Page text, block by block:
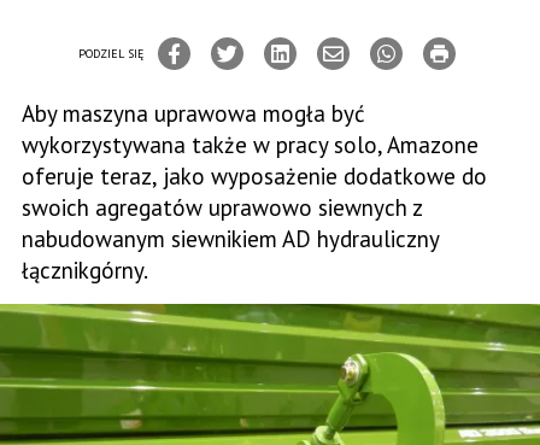
PODZIEL SIĘ
Aby maszyna uprawowa mogła być
wykorzystywana także w pracy solo, Amazone
oferuje teraz, jako wyposażenie dodatkowe do
swoich agregatów uprawowo siewnych z
nabudowanym siewnikiem AD hydrauliczny
łącznikgórny.